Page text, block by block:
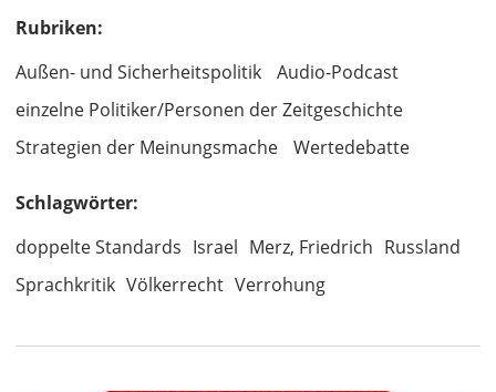
Rubriken:
Außen- und Sicherheitspolitik
Audio-Podcast
einzelne Politiker/Personen der Zeitgeschichte
Strategien der Meinungsmache
Wertedebatte
Schlagwörter:
doppelte Standards Israel Merz, Friedrich Russland
Sprachkritik Völkerrecht Verrohung